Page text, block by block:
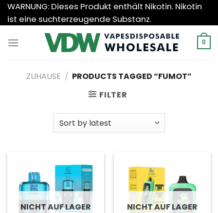
Zum
Inhalt
WARNUNG: Dieses Produkt enthält Nikotin. Nikotin
ist eine suchterzeugende Substanz.
0
ZUHAUSE / PRODUCTS TAGGED “FUMOT”
FILTER
NICHT AUF LAGER NICHT AUF LAGER